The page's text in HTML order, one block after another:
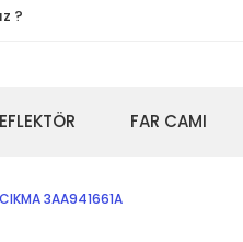
FAR CAMI
3AA941661A